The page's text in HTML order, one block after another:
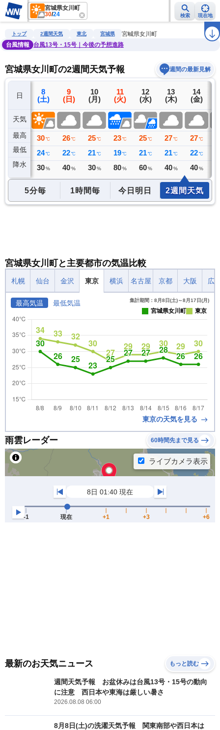
宮城県女川町
30/24 検索 現在地
雨雲レーダー 台風情報 地震情報 警報・注意報 ラ
トップ 2週間天気 東北 宮城県
宮城県女川町
台風情報
台風13号・15号｜今後の予想進路
宮城県女川町の2週間天気予報 週間の最新見解
日
天気
最高
最低
降水
7
(金)
30 ℃
24 ℃
0 ミリ
8
(土)
30 ℃
24 ℃
30 %
9
(日)
26 ℃
22 ℃
40 %
10
(月)
25 ℃
21 ℃
30 %
11
(火)
23 ℃
19 ℃
80 %
12
(水)
25 ℃
21 ℃
60 %
13
(木)
27 ℃
21 ℃
40 %
14
(金)
27 ℃
22 ℃
40 %
5分毎 1時間毎 今日明日 2週間天気
宮城県女川町と主要都市の気温比較
札幌 仙台 金沢 東京 横浜 名古屋 京都 大阪 広
最高気温 最低気温 集計期間：8月8日(土)～8月17日(月)
宮城県女川町 東京
東京の天気を見る
雨雲レーダー 60時間先まで見る
最新のお天気ニュース もっと読む
週間天気予報 お盆休みは台風13号・15号の動向
に注意 西日本や東海は厳しい暑さ
2026.08.08 06:00
8月8日(土)の洗濯天気予報 関東南部や西日本は